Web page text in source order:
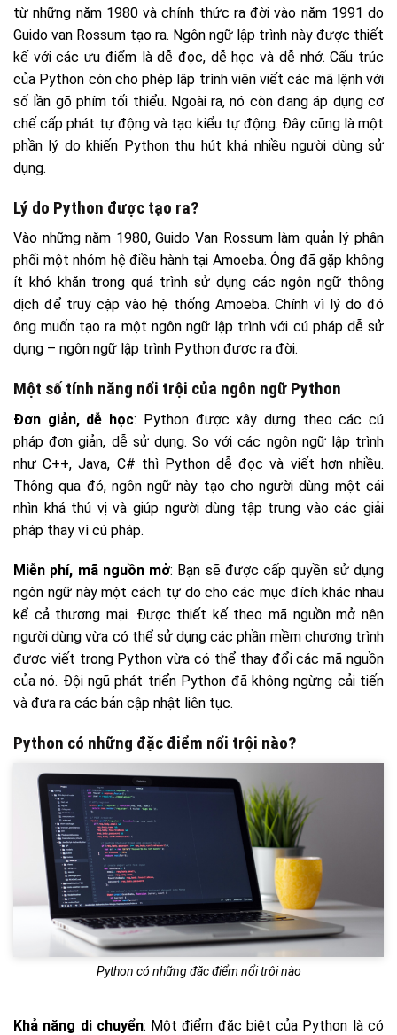
từ những năm 1980 và chính thức ra đời vào năm 1991 do
Guido van Rossum tạo ra. Ngôn ngữ lập trình này được thiết
kế với các ưu điểm là dễ đọc, dễ học và dễ nhớ. Cấu trúc
của Python còn cho phép lập trình viên viết các mã lệnh với
số lần gõ phím tối thiểu. Ngoài ra, nó còn đang áp dụng cơ
chế cấp phát tự động và tạo kiểu tự động. Đây cũng là một
phần lý do khiến Python thu hút khá nhiều người dùng sử
dụng.
Lý do Python được tạo ra?
Vào những năm 1980, Guido Van Rossum làm quản lý phân
phối một nhóm hệ điều hành tại Amoeba. Ông đã gặp không
ít khó khăn trong quá trình sử dụng các ngôn ngữ thông
dịch để truy cập vào hệ thống Amoeba. Chính vì lý do đó
ông muốn tạo ra một ngôn ngữ lập trình với cú pháp dễ sử
dụng – ngôn ngữ lập trình Python được ra đời.
Một số tính năng nổi trội của ngôn ngữ Python
Đơn giản, dễ học: Python được xây dựng theo các cú
pháp đơn giản, dễ sử dụng. So với các ngôn ngữ lập trình
như C++, Java, C# thì Python dễ đọc và viết hơn nhiều.
Thông qua đó, ngôn ngữ này tạo cho người dùng một cái
nhìn khá thú vị và giúp người dùng tập trung vào các giải
pháp thay vì cú pháp.
Miễn phí, mã nguồn mở: Bạn sẽ được cấp quyền sử dụng
ngôn ngữ này một cách tự do cho các mục đích khác nhau
kể cả thương mại. Được thiết kế theo mã nguồn mở nên
người dùng vừa có thể sử dụng các phần mềm chương trình
được viết trong Python vừa có thể thay đổi các mã nguồn
của nó. Đội ngũ phát triển Python đã không ngừng cải tiến
và đưa ra các bản cập nhật liên tục.
Python có những đặc điểm nổi trội nào?
Python có những đặc điểm nổi trội nào
Khả năng di chuyển: Một điểm đặc biệt của Python là có